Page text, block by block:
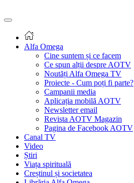
Alfa Omega
Cine suntem și ce facem
Ce spun alții despre AOTV
Noutăți Alfa Omega TV
Proiecte - Cum poți fi parte?
Campanii media
Aplicația mobilă AOTV
Newsletter email
Revista AOTV Magazin
Pagina de Facebook AOTV
Canal TV
Video
Știri
Viața spirituală
Creștinul și societatea